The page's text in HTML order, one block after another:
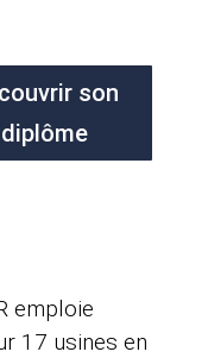
son
diplôme
emploie
17 usines en